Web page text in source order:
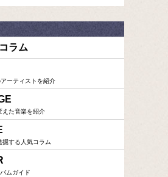
ラム
ーティストを紹介
えた音楽を紹介
掘する人気コラム
ムガイド